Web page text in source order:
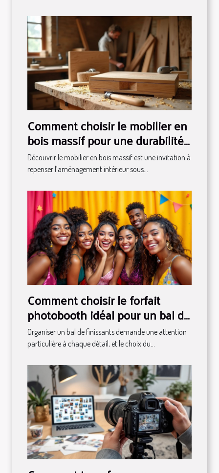
Comment choisir le mobilier en
bois massif pour une durabilité
maximale ?
Découvrir le mobilier en bois massif est une invitation à
repenser l’aménagement intérieur sous...
Comment choisir le forfait
photobooth idéal pour un bal de
finissants ?
Organiser un bal de finissants demande une attention
particulière à chaque détail, et le choix du...